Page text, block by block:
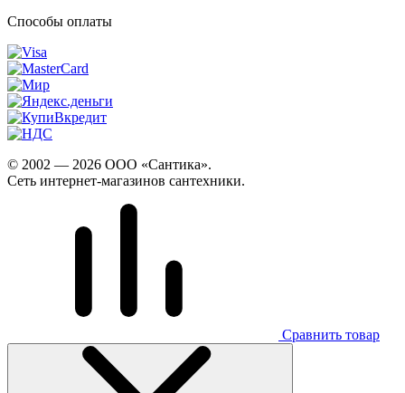
Способы оплаты
© 2002 — 2026 ООО «Сантика».
Сеть интернет-магазинов сантехники.
Сравнить товар